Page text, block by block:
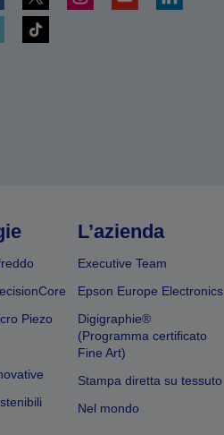
Piezo
L’azienda
Executive Team
Epson Europe Electronics
Digigraphie®
(Programma certificato
Fine Art)
Stampa diretta su tessuto
Nel mondo